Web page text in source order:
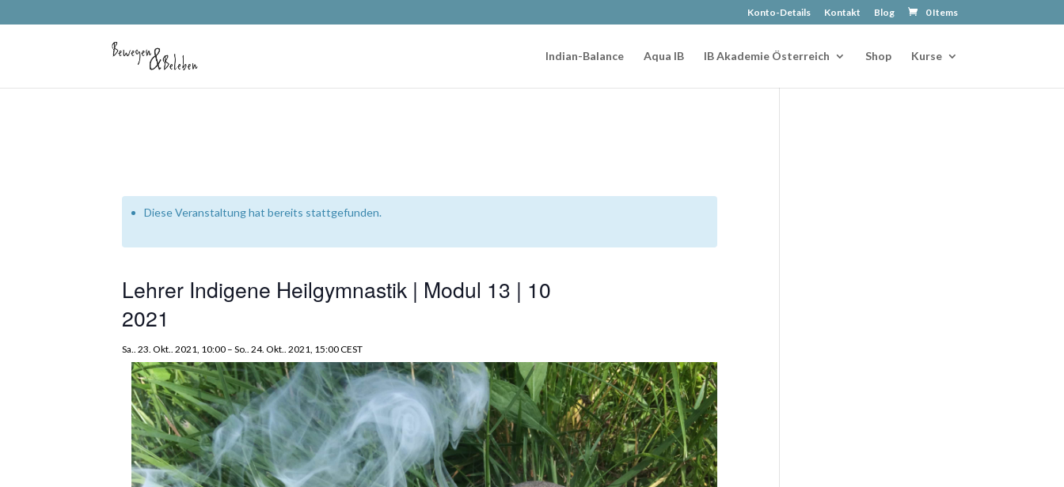
Konto-Details Kontakt Blog 0 Items
Indian-Balance Aqua IB IB Akademie Österreich Shop Kurse
Diese Veranstaltung hat bereits stattgefunden.
Lehrer Indigene Heilgymnastik | Modul 13 | 10
2021
Sa.. 23. Okt.. 2021, 10:00 –So.. 24. Okt.. 2021, 15:00CEST